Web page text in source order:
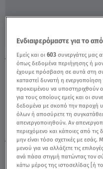
Υδροχόος: 17/10/18
TAGS: ΑΣΗ ΜΠΗΛΙΟΥ
Ενδιαφερόμαστε για το
Εμείς και οι603 συνεργάτες μας
όπως δεδομένα περιήγησης ή
έχουμε πρόσβαση σε αυτά στη
καταστεί δυνατή η
προκειμένου να υποστηριχθούν
για τους οποίους εμείς και οι
δεδομένα με σκοπό την παροχή
όλων ή αποσύρετε τη
απενεργοποιηθούν. Αν
περιεχόμενο και κάποιες από τις
μην είναι τόσο σχετικές με
μενού για να αλλάξετε τις
ανά πάσα στιγμή πατώντας τον
κάτω μέρος της ιστοσελίδας [ή